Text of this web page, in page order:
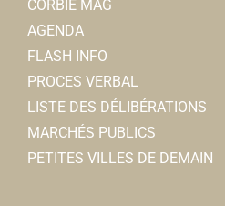
CORBIE MAG
AGENDA
FLASH INFO
PROCES VERBAL
LISTE DES DÉLIBÉRATIONS
MARCHÉS PUBLICS
PETITES VILLES DE DEMAIN